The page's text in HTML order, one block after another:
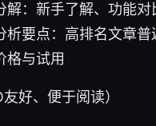
解：新手了解、功能
析要点：高排名文章
格与试用
好、便于阅读）